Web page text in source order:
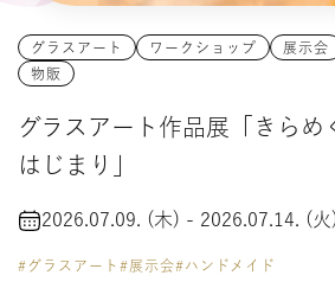
グラスアート作品展「きらめ
はじまり」
グラスアート ワークショップ
展示会
物販
2026.07.09. (木) - 2026.07.14. (火
#グラスアート #展示会#ハンドメイド